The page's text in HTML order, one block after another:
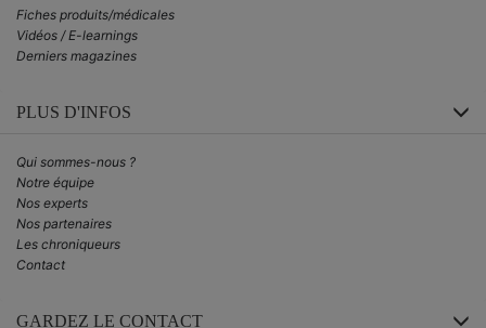
Fiches produits/médicales
Vidéos / E-learnings
Derniers magazines
PLUS D'INFOS
Qui sommes-nous ?
Notre équipe
Nos experts
Nos partenaires
Les chroniqueurs
Contact
GARDEZ LE CONTACT